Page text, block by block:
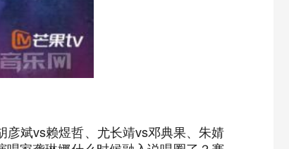
斌vs赖煜哲、尤长靖vs邓典果、朱婧